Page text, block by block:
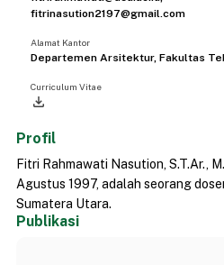
fitrinasution2197@gmail.com
Alamat Kantor
Departemen Arsitektur, Fakultas
Curriculum Vitae
file_download
Profil
Fitri Rahmawati Nasution, S.T.Ar.,
Agustus 1997, adalah seorang
Sumatera Utara.
Publikasi